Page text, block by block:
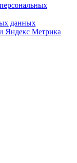
данных
Яндекс Метрика